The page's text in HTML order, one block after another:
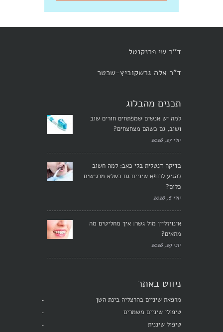
ד''ר שי פרנקנטל
ד"ר אלה גרשקוביץ-שכטר
תכנים מהבלוג
למה יש אנשים שמפתחים חורים שוב
ושוב, גם כשהם מצחצחים?
יולי 27, 2026
בדיקה דנטלית בלי כאב: למה חשוב
להגיע לרופא שיניים גם כשלא מרגישים
כלום?
יולי 6, 2026
אינויזליין מול גשר: איך מחליטים מה
מתאים?
יוני 29, 2026
ניווט באתר
מרפאת שיניים בהרצליה בינת השן
טיפולי שיניים משמרים
טיפול שיננית